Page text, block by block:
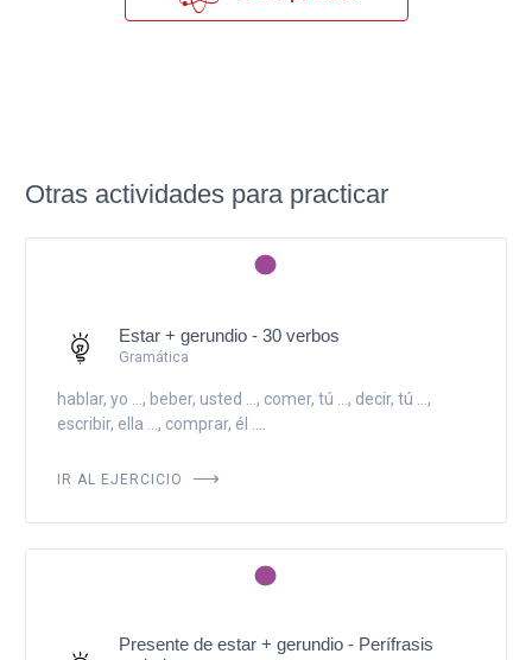
Otras actividades para practicar
Estar + gerundio - 30 verbos
Gramática
hablar, yo ..., beber, usted ..., comer, tú ..., decir, tú ...,
escribir, ella ..., comprar, él ....
IR AL EJERCICIO
Presente de estar + gerundio - Perífrasis